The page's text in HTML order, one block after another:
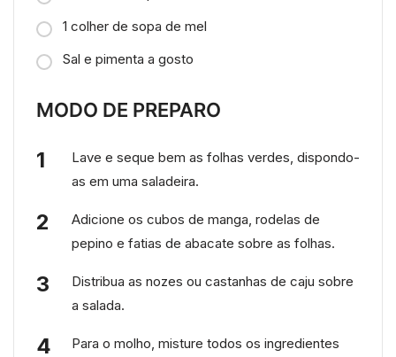
1 colher de sopa de mel
Sal e pimenta a gosto
MODO DE PREPARO
Lave e seque bem as folhas verdes, dispondo-
as em uma saladeira.
Adicione os cubos de manga, rodelas de
pepino e fatias de abacate sobre as folhas.
Distribua as nozes ou castanhas de caju sobre
a salada.
Para o molho, misture todos os ingredientes